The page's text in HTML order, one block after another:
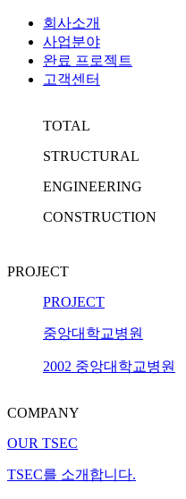
회사소개
사업분야
완료 프로젝트
고객센터
WE SHAPE A
BETTER WORLD
끊임없는 노력과 다년
최고의 프로젝트를 선
TOTAL
STRUCTURAL
ENGINEERING
CONSTRUCTION
PROJECT
PROJECT
중앙대학교병원
2002 중앙대학교병원
COMPANY
OUR TSEC
TSEC를 소개합니다.